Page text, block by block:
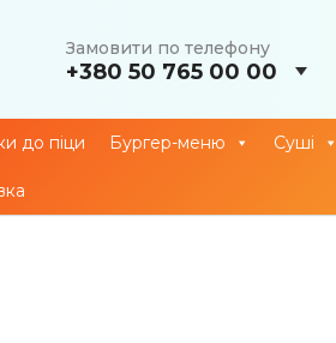
Замовити по телефону
+380 50 765 00 00
до піци Бургер-меню Суші